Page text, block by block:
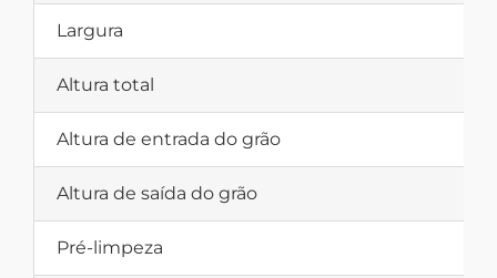
Largura
Altura total
Altura de entrada do grão
Altura de saída do grão
Pré-limpeza